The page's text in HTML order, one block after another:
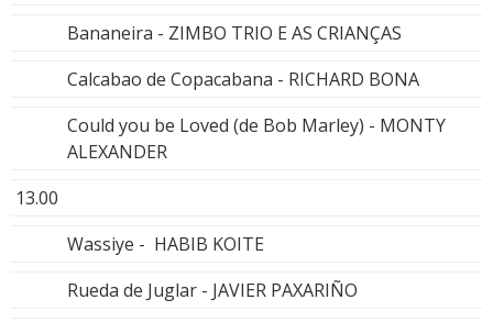
Bananeira - ZIMBO TRIO E AS CRIANÇAS
Calcabao de Copacabana - RICHARD BONA
Could you be Loved (de Bob Marley) - MONTY
ALEXANDER
13.00
Wassiye - HABIB KOITE
Rueda de Juglar - JAVIER PAXARIÑO